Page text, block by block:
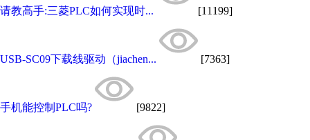
请教高手:三菱PLC如何实现时... [11199]
USB-SC09下载线驱动（jiachen... [7363]
手机能控制PLC吗? [9822]